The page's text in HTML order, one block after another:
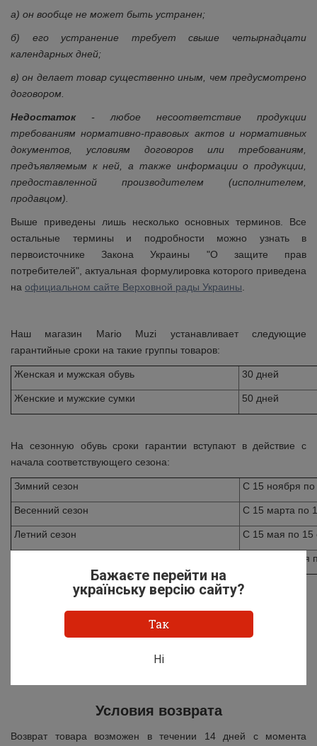
а) он вообще не может быть устранен;
б) его устранение требует свыше четырнадцати
календарных дней;
в) он делает товар существенно иным, чем предусмотрено
договором.
Недостаток- любое несоответствие продукции
требованиям нормативно-правовых актов и нормативных
документов, условиям договоров или требованиям,
предъявляемым к ней, а также информации о продукции,
предоставленной производителем (исполнителем,
продавцом).
Выше приведены лишь несколько основных терминов. Все
остальные термины и подробности можно узнать в
первоисточнике Закона Украины "О защите прав
потребителей", актуальная формулировка которого приведена
на официальном сайте Верховной рады Украины
Наш магазин Mario Muzi устанавливает следующие
гарантийные сроки на такие группы товаров:
Женская и мужская обувь 30 дней
Женские и мужские сумки 50 дней
На сезонную обувь сроки гарантии вступают в действие с
начала соответствующего сезона:
Зимний сезон С 15 ноября
Весенний сезон С 15 марта по
Летний сезон С 15 мая по 15
С 15 сентября
гарантийные обязательства не принимаются.
обувью, стельки, шнурки, щетки и ремни.
Условия возврата
Возврат товара возможен в течении 14 дней с момента
Бажаєте перейти на
українську версію сайту?
Так
Ні